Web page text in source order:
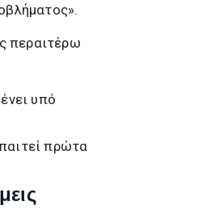
περαιτέρω
υπό
πρώτα